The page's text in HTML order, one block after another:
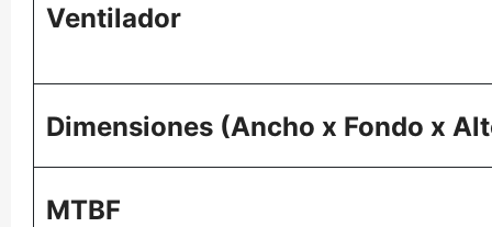
Ventilador
Dimensiones (Ancho x Fondo x
MTBF